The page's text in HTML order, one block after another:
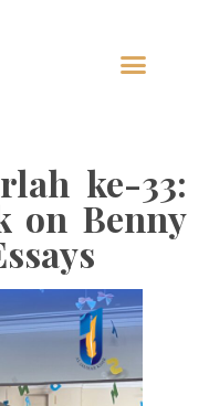
ke-33:
on Benny